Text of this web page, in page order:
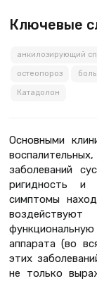
Ключевые
анкилозирующий
остеопороз боль
Катадолон
Основными
заболеваний
ригидность и
симптомы
функциональную
аппарата (во
этих
не только